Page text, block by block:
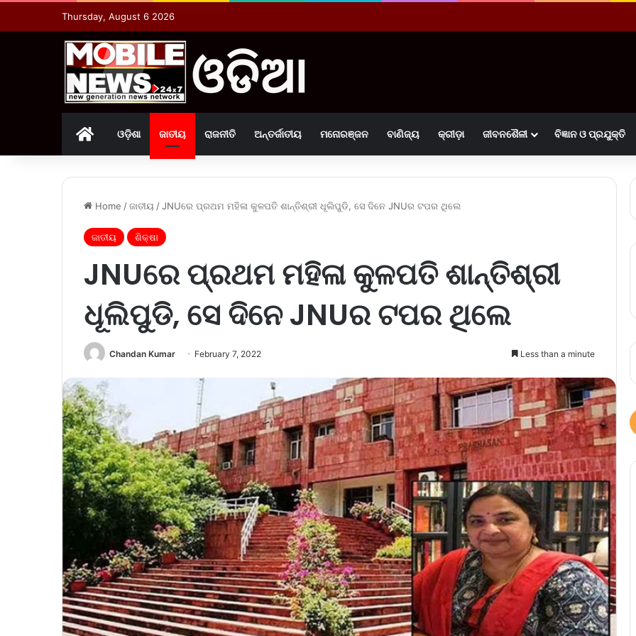
Thursday, August 6 2026
Homeଓଡ଼ିଶା ଜାତୀୟ ରାଜନୀତି ଅନ୍ତର୍ଜାତୀୟ ମନୋରଞ୍ଜନ ବାଣିଜ୍ୟ କ୍ରୀଡ଼ା ଜୀବନଶୈଳୀ ବିଜ୍ଞାନ ଓ ପ୍ରଯୁକ୍ତି
Home /ଜାତୀୟ /JNUରେ ପ୍ରଥମ ମହିଳା କୁଳପତି ଶାନ୍ତିଶ୍ରୀ ଧୂଲିପୁଡି, ସେ ଦିନେ JNUର ଟପର ଥିଲେ
ଜାତୀୟ ଶିକ୍ଷା
JNUରେ ପ୍ରଥମ ମହିଳା କୁଳପତି ଶାନ୍ତିଶ୍ରୀ
ଧୂଲିପୁଡି, ସେ ଦିନେ JNUର ଟପର ଥିଲେ
Chandan Kumar February 7, 2022 Less than a minute